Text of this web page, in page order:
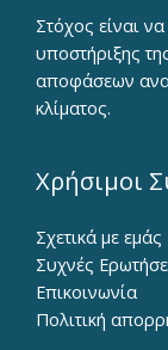
Στόχος είναι
υποστήριξης
αποφάσεων
κλίματος.
Χρήσιμοι
Σχετικά με εμάς
Συχνές
Επικοινωνία
Πολιτική